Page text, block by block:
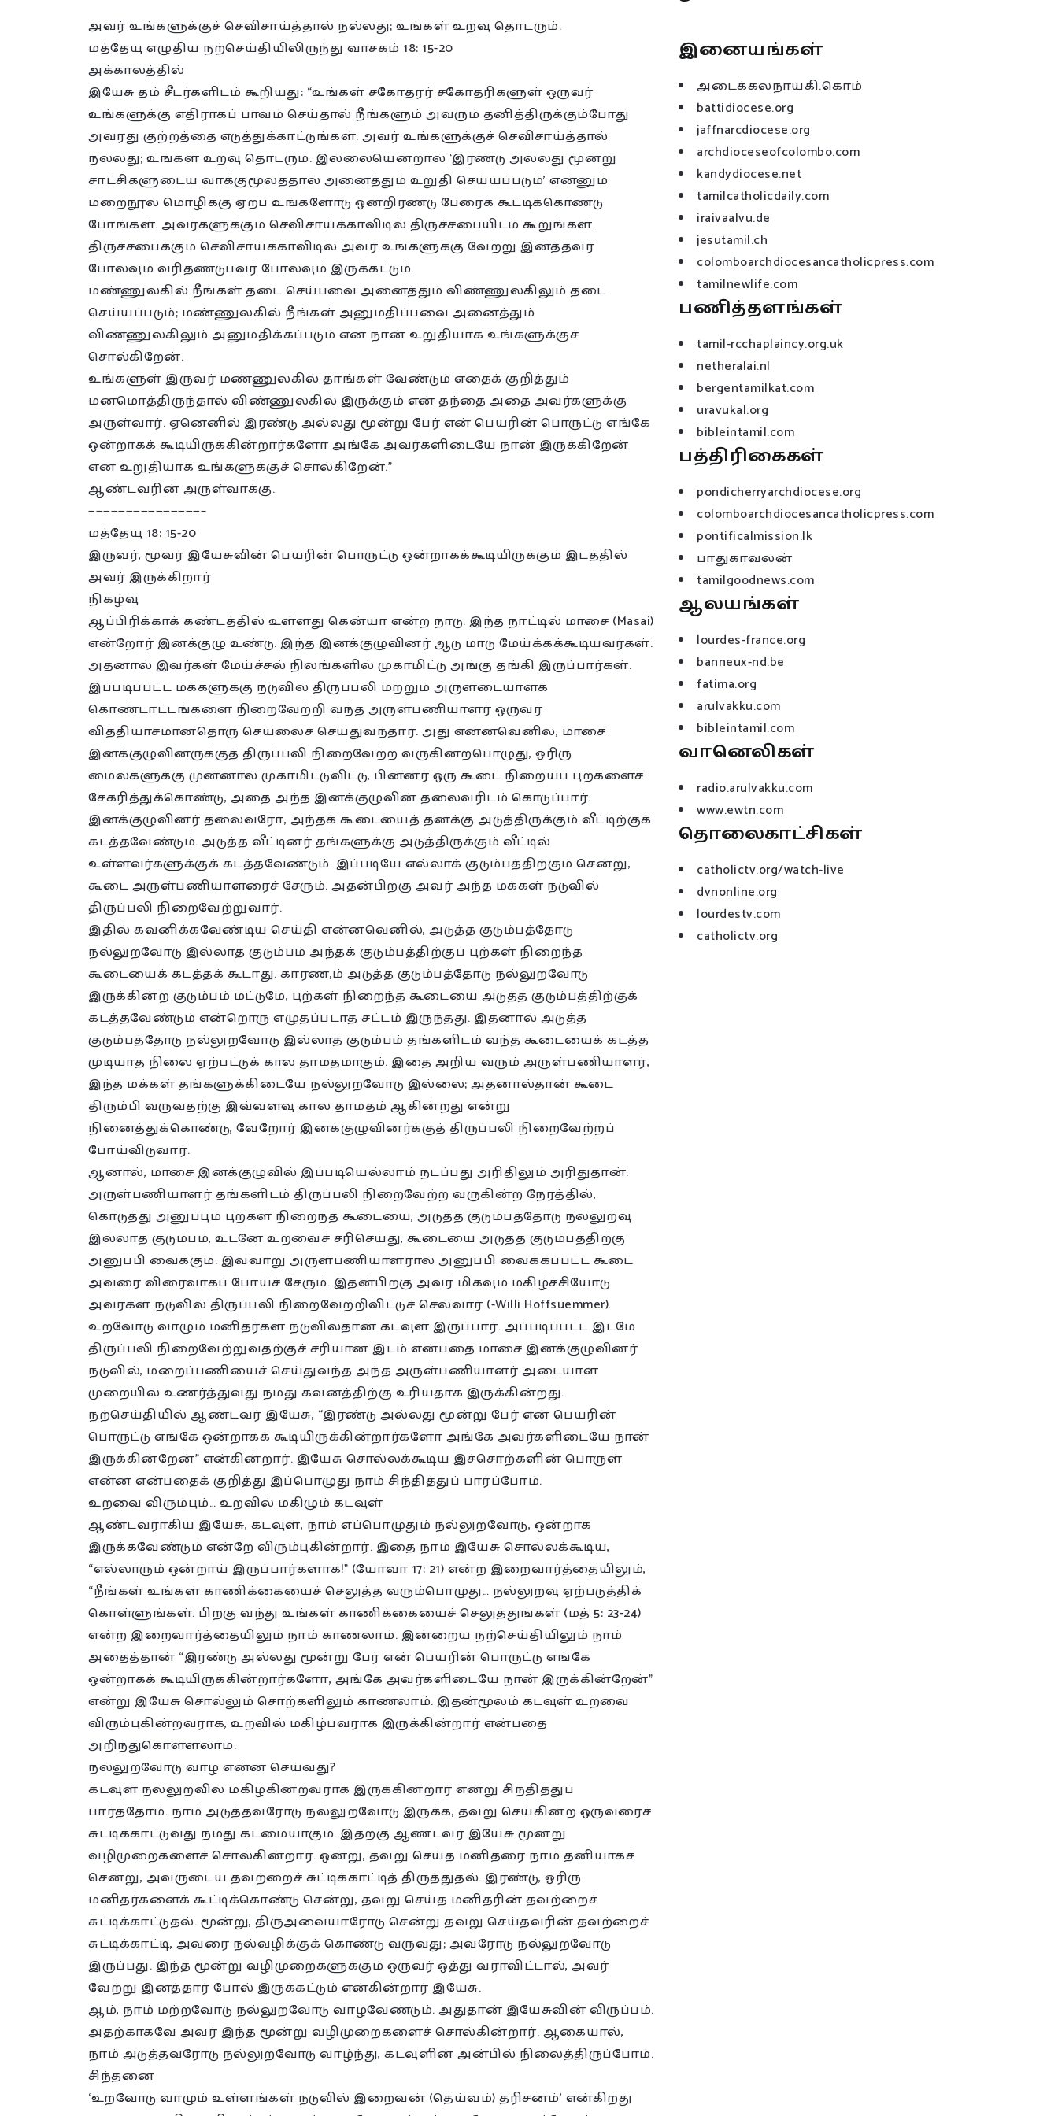
அவர் உங்களுக்குச் செவிசாய்த்தால் நல்லது; உங்கள் உறவு தொடரும்.
மத்தேயு எழுதிய நற்செய்தியிலிருந்து வாசகம் 18: 15-20
அக்காலத்தில்
இயேசு தம் சீடர்களிடம் கூறியது: “உங்கள் சகோதரர் சகோதரிகளுள் ஒருவர்
உங்களுக்கு எதிராகப் பாவம் செய்தால் நீங்களும் அவரும் தனித்திருக்கும்போது
அவரது குற்றத்தை எடுத்துக்காட்டுங்கள். அவர் உங்களுக்குச் செவிசாய்த்தால்
நல்லது; உங்கள் உறவு தொடரும். இல்லையென்றால் ‘இரண்டு அல்லது மூன்று
சாட்சிகளுடைய வாக்குமூலத்தால் அனைத்தும் உறுதி செய்யப்படும்’ என்னும்
மறைநூல் மொழிக்கு ஏற்ப உங்களோடு ஒன்றிரண்டு பேரைக் கூட்டிக்கொண்டு
போங்கள். அவர்களுக்கும் செவிசாய்க்காவிடில் திருச்சபையிடம் கூறுங்கள்.
திருச்சபைக்கும் செவிசாய்க்காவிடில் அவர் உங்களுக்கு வேற்று இனத்தவர்
போலவும் வரிதண்டுபவர் போலவும் இருக்கட்டும்.
மண்ணுலகில் நீங்கள் தடை செய்பவை அனைத்தும் விண்ணுலகிலும் தடை
செய்யப்படும்; மண்ணுலகில் நீங்கள் அனுமதிப்பவை அனைத்தும்
விண்ணுலகிலும் அனுமதிக்கப்படும் என நான் உறுதியாக உங்களுக்குச்
சொல்கிறேன்.
உங்களுள் இருவர் மண்ணுலகில் தாங்கள் வேண்டும் எதைக் குறித்தும்
மனமொத்திருந்தால் விண்ணுலகில் இருக்கும் என் தந்தை அதை அவர்களுக்கு
அருள்வார். ஏனெனில் இரண்டு அல்லது மூன்று பேர் என் பெயரின் பொருட்டு எங்கே
ஒன்றாகக் கூடியிருக்கின்றார்களோ அங்கே அவர்களிடையே நான் இருக்கிறேன்
என உறுதியாக உங்களுக்குச் சொல்கிறேன்.”
ஆண்டவரின் அருள்வாக்கு.
———————————————–
மத்தேயு 18: 15-20
இருவர், மூவர் இயேசுவின் பெயரின் பொருட்டு ஒன்றாகக்கூடியிருக்கும் இடத்தில்
அவர் இருக்கிறார்
நிகழ்வு
ஆப்பிரிக்காக் கண்டத்தில் உள்ளது கென்யா என்ற நாடு. இந்த நாட்டில் மாசை (Masai)
என்றோர் இனக்குழு உண்டு. இந்த இனக்குழுவினர் ஆடு மாடு மேய்க்கக்கூடியவர்கள்.
அதனால் இவர்கள் மேய்ச்சல் நிலங்களில் முகாமிட்டு அங்கு தங்கி இருப்பார்கள்.
இப்படிப்பட்ட மக்களுக்கு நடுவில் திருப்பலி மற்றும் அருளடையாளக்
கொண்டாட்டங்களை நிறைவேற்றி வந்த அருள்பணியாளர் ஒருவர்
வித்தியாசமானதொரு செயலைச் செய்துவந்தார். அது என்னவெனில், மாசை
இனக்குழுவினருக்குத் திருப்பலி நிறைவேற்ற வருகின்றபொழுது, ஓரிரு
மைல்களுக்கு முன்னால் முகாமிட்டுவிட்டு, பின்னர் ஒரு கூடை நிறையப் புற்களைச்
சேகரித்துக்கொண்டு, அதை அந்த இனக்குழுவின் தலைவரிடம் கொடுப்பார்.
இனக்குழுவினர் தலைவரோ, அந்தக் கூடையைத் தனக்கு அடுத்திருக்கும் வீட்டிற்குக்
கடத்தவேண்டும். அடுத்த வீட்டினர் தங்களுக்கு அடுத்திருக்கும் வீட்டில்
உள்ளவர்களுக்குக் கடத்தவேண்டும். இப்படியே எல்லாக் குடும்பத்திற்கும் சென்று,
கூடை அருள்பணியாளரைச் சேரும். அதன்பிறகு அவர் அந்த மக்கள் நடுவில்
திருப்பலி நிறைவேற்றுவார்.
இதில் கவனிக்கவேண்டிய செய்தி என்னவெனில், அடுத்த குடும்பத்தோடு
நல்லுறவோடு இல்லாத குடும்பம் அந்தக் குடும்பத்திற்குப் புற்கள் நிறைந்த
கூடையைக் கடத்தக் கூடாது. காரண,ம் அடுத்த குடும்பத்தோடு நல்லுறவோடு
இருக்கின்ற குடும்பம் மட்டுமே, புற்கள் நிறைந்த கூடையை அடுத்த குடும்பத்திற்குக்
கடத்தவேண்டும் என்றொரு எழுதப்படாத சட்டம் இருந்தது. இதனால் அடுத்த
குடும்பத்தோடு நல்லுறவோடு இல்லாத குடும்பம் தங்களிடம் வந்த கூடையைக் கடத்த
முடியாத நிலை ஏற்பட்டுக் கால தாமதமாகும். இதை அறிய வரும் அருள்பணியாளர்,
இந்த மக்கள் தங்களுக்கிடையே நல்லுறவோடு இல்லை; அதனால்தான் கூடை
திரும்பி வருவதற்கு இவ்வளவு கால தாமதம் ஆகின்றது என்று
நினைத்துக்கொண்டு, வேறோர் இனக்குழுவினர்க்குத் திருப்பலி நிறைவேற்றப்
போய்விடுவார்.
ஆனால், மாசை இனக்குழுவில் இப்படியெல்லாம் நடப்பது அரிதிலும் அரிதுதான்.
அருள்பணியாளர் தங்களிடம் திருப்பலி நிறைவேற்ற வருகின்ற நேரத்தில்,
கொடுத்து அனுப்பும் புற்கள் நிறைந்த கூடையை, அடுத்த குடும்பத்தோடு நல்லுறவு
இல்லாத குடும்பம், உடனே உறவைச் சரிசெய்து, கூடையை அடுத்த குடும்பத்திற்கு
அனுப்பி வைக்கும். இவ்வாறு அருள்பணியாளரால் அனுப்பி வைக்கப்பட்ட கூடை
அவரை விரைவாகப் போய்ச் சேரும். இதன்பிறகு அவர் மிகவும் மகிழ்ச்சியோடு
அவர்கள் நடுவில் திருப்பலி நிறைவேற்றிவிட்டுச் செல்வார் (-Willi Hoffsuemmer).
உறவோடு வாழும் மனிதர்கள் நடுவில்தான் கடவுள் இருப்பார். அப்படிப்பட்ட இடமே
திருப்பலி நிறைவேற்றுவதற்குச் சரியான இடம் என்பதை மாசை இனக்குழுவினர்
நடுவில், மறைப்பணியைச் செய்துவந்த அந்த அருள்பணியாளர் அடையாள
முறையில் உணர்த்துவது நமது கவனத்திற்கு உரியதாக இருக்கின்றது.
நற்செய்தியில் ஆண்டவர் இயேசு, “இரண்டு அல்லது மூன்று பேர் என் பெயரின்
பொருட்டு எங்கே ஒன்றாகக் கூடியிருக்கின்றார்களோ அங்கே அவர்களிடையே நான்
இருக்கின்றேன்” என்கின்றார். இயேசு சொல்லக்கூடிய இச்சொற்களின் பொருள்
என்ன என்பதைக் குறித்து இப்பொழுது நாம் சிந்தித்துப் பார்ப்போம்.
உறவை விரும்பும்… உறவில் மகிழும் கடவுள்
ஆண்டவராகிய இயேசு, கடவுள், நாம் எப்பொழுதும் நல்லுறவோடு, ஒன்றாக
இருக்கவேண்டும் என்றே விரும்புகின்றார். இதை நாம் இயேசு சொல்லக்கூடிய,
“எல்லாரும் ஒன்றாய் இருப்பார்களாக!” (யோவா 17: 21) என்ற இறைவார்த்தையிலும்,
“நீங்கள் உங்கள் காணிக்கையைச் செலுத்த வரும்பொழுது… நல்லுறவு ஏற்படுத்திக்
கொள்ளுங்கள். பிறகு வந்து உங்கள் காணிக்கையைச் செலுத்துங்கள் (மத் 5: 23-24)
என்ற இறைவார்த்தையிலும் நாம் காணலாம். இன்றைய நற்செய்தியிலும் நாம்
அதைத்தான் “இரண்டு அல்லது மூன்று பேர் என் பெயரின் பொருட்டு எங்கே
ஒன்றாகக் கூடியிருக்கின்றார்களோ, அங்கே அவர்களிடையே நான் இருக்கின்றேன்”
என்று இயேசு சொல்லும் சொற்களிலும் காணலாம். இதன்மூலம் கடவுள் உறவை
விரும்புகின்றவராக, உறவில் மகிழ்பவராக இருக்கின்றார் என்பதை
அறிந்துகொள்ளலாம்.
நல்லுறவோடு வாழ என்ன செய்வது?
கடவுள் நல்லுறவில் மகிழ்கின்றவராக இருக்கின்றார் என்று சிந்தித்துப்
பார்த்தோம். நாம் அடுத்தவரோடு நல்லுறவோடு இருக்க, தவறு செய்கின்ற ஒருவரைச்
சுட்டிக்காட்டுவது நமது கடமையாகும். இதற்கு ஆண்டவர் இயேசு மூன்று
வழிமுறைகளைச் சொல்கின்றார். ஒன்று, தவறு செய்த மனிதரை நாம் தனியாகச்
சென்று, அவருடைய தவற்றைச் சுட்டிக்காட்டித் திருத்துதல். இரண்டு, ஓரிரு
மனிதர்களைக் கூட்டிக்கொண்டு சென்று, தவறு செய்த மனிதரின் தவற்றைச்
சுட்டிக்காட்டுதல். மூன்று, திருஅவையாரோடு சென்று தவறு செய்தவரின் தவற்றைச்
சுட்டிக்காட்டி, அவரை நல்வழிக்குக் கொண்டு வருவது; அவரோடு நல்லுறவோடு
இருப்பது. இந்த மூன்று வழிமுறைகளுக்கும் ஒருவர் ஒத்து வராவிட்டால், அவர்
வேற்று இனத்தார் போல் இருக்கட்டும் என்கின்றார் இயேசு.
ஆம், நாம் மற்றவோடு நல்லுறவோடு வாழவேண்டும். அதுதான் இயேசுவின் விருப்பம்.
அதற்காகவே அவர் இந்த மூன்று வழிமுறைகளைச் சொல்கின்றார். ஆகையால்,
நாம் அடுத்தவரோடு நல்லுறவோடு வாழ்ந்து, கடவுளின் அன்பில் நிலைத்திருப்போம்.
சிந்தனை
‘உறவோடு வாழும் உள்ளங்கள் நடுவில் இறைவன் (தெய்வம்) தரிசனம்’ என்கிறது
இனையங்கள்
அடைக்கலநாயகி.கொம்
battidiocese.org
jaffnarcdiocese.org
archdioceseofcolombo.com
kandydiocese.net
tamilcatholicdaily.com
iraivaalvu.de
jesutamil.ch
colomboarchdiocesancatholicpress.com
tamilnewlife.com
பணித்தளங்கள்
tamil-rcchaplaincy.org.uk
netheralai.nl
bergentamilkat.com
uravukal.org
bibleintamil.com
பத்திரிகைகள்
pondicherryarchdiocese.org
colomboarchdiocesancatholicpress.com
pontificalmission.lk
பாதுகாவலன்
tamilgoodnews.com
ஆலயங்கள்
lourdes-france.org
banneux-nd.be
fatima.org
arulvakku.com
bibleintamil.com
வானெலிகள்
radio.arulvakku.com
www.ewtn.com
தொலைகாட்சிகள்
catholictv.org/watch-live
dvnonline.org
lourdestv.com
catholictv.org